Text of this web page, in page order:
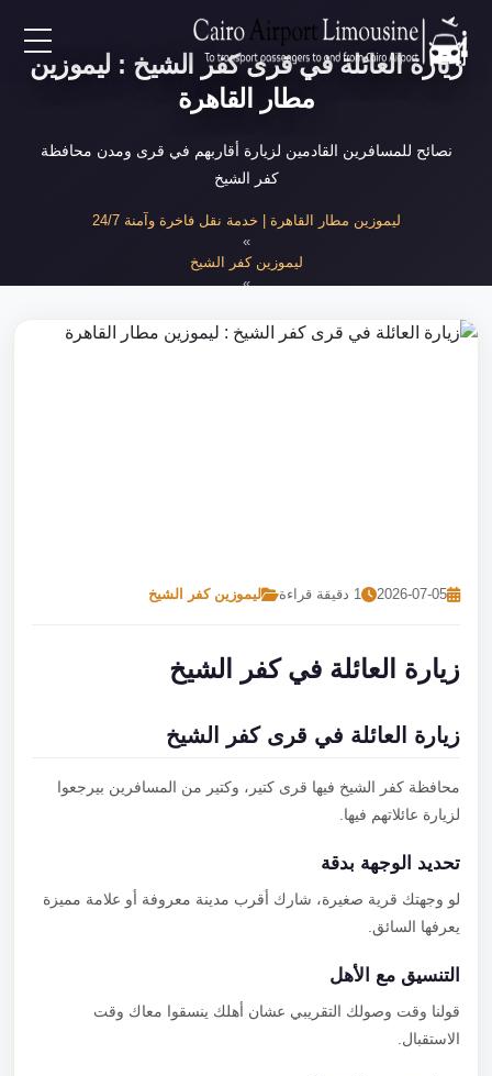
EN
خدمات المطار
نحن
زيارة العائلة في قرى كفر الشيخ : ليموزين
مطار القاهرة
نصائح للمسافرين القادمين لزيارة أقاربهم في قرى ومدن محافظة
كفر الشيخ
ليموزين مطار القاهرة | خدمة نقل فاخرة وآمنة 24/7
ليموزين كفر الشيخ
»
2026-07-05 1 دقيقة قراءة ليموزين كفر الشيخ
زيارة العائلة في كفر الشيخ
زيارة العائلة في قرى كفر الشيخ
محافظة كفر الشيخ فيها قرى كتير، وكتير من المسافرين بيرجعوا
لزيارة عائلاتهم فيها.
تحديد الوجهة بدقة
لو وجهتك قرية صغيرة، شارك أقرب مدينة معروفة أو علامة مميزة
يعرفها السائق.
التنسيق مع الأهل
قولنا وقت وصولك التقريبي عشان أهلك ينسقوا معاك وقت
الاستقبال.